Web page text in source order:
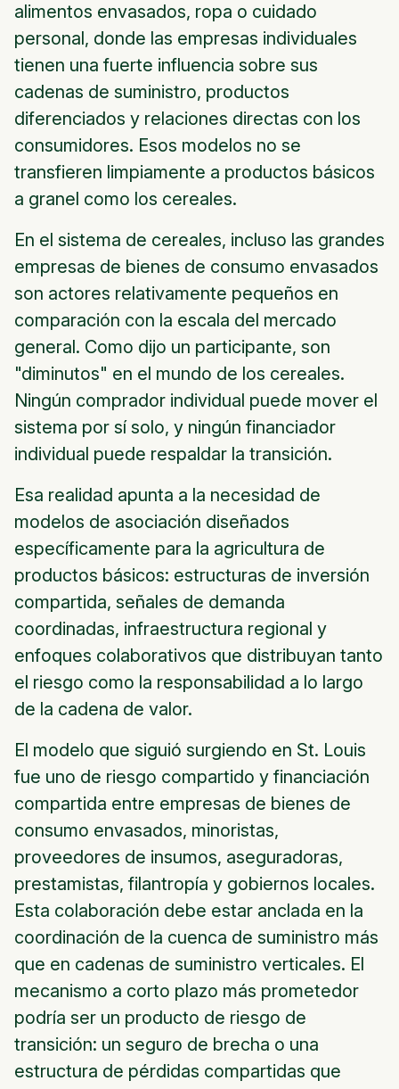
alimentos envasados, ropa o cuidado
personal, donde las empresas individuales
tienen una fuerte influencia sobre sus
cadenas de suministro, productos
diferenciados y relaciones directas con los
consumidores. Esos modelos no se
transfieren limpiamente a productos básicos
a granel como los cereales.
En el sistema de cereales, incluso las grandes
empresas de bienes de consumo envasados
son actores relativamente pequeños en
comparación con la escala del mercado
general. Como dijo un participante, son
"diminutos" en el mundo de los cereales.
Ningún comprador individual puede mover el
sistema por sí solo, y ningún financiador
individual puede respaldar la transición.
Esa realidad apunta a la necesidad de
modelos de asociación diseñados
específicamente para la agricultura de
productos básicos: estructuras de inversión
compartida, señales de demanda
coordinadas, infraestructura regional y
enfoques colaborativos que distribuyan tanto
el riesgo como la responsabilidad a lo largo
de la cadena de valor.
El modelo que siguió surgiendo en St. Louis
fue uno de riesgo compartido y financiación
compartida entre empresas de bienes de
consumo envasados, minoristas,
proveedores de insumos, aseguradoras,
prestamistas, filantropía y gobiernos locales.
Esta colaboración debe estar anclada en la
coordinación de la cuenca de suministro más
que en cadenas de suministro verticales. El
mecanismo a corto plazo más prometedor
podría ser un producto de riesgo de
transición: un seguro de brecha o una
estructura de pérdidas compartidas que